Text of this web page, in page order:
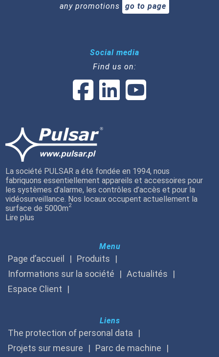
any promotions
go to page
Social media
Find us on:
La société PULSAR a été fondée en 1994, nous
fabriquons essentiellement appareils et accessoires pour
les systèmes d’alarme, les contrôles d’accès et pour la
vidéosurveillance. Nos locaux occupent actuellement la
surface de 5000m2
Lire plus
Menu
Page d’accueil
Produits
Informations sur la société
Actualités
Espace Client
Liens
The protection of personal data
Projets sur mesure
Parc de machine